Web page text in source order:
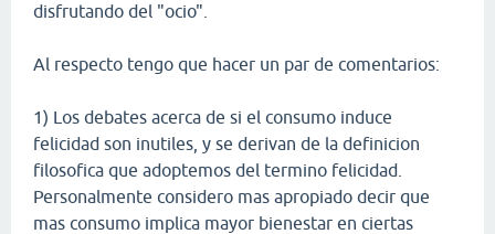
disfrutando del "ocio".
Al respecto tengo que hacer un par de comentarios:
1) Los debates acerca de si el consumo induce
felicidad son inutiles, y se derivan de la definicion
filosofica que adoptemos del termino felicidad.
Personalmente considero mas apropiado decir que
mas consumo implica mayor bienestar en ciertas